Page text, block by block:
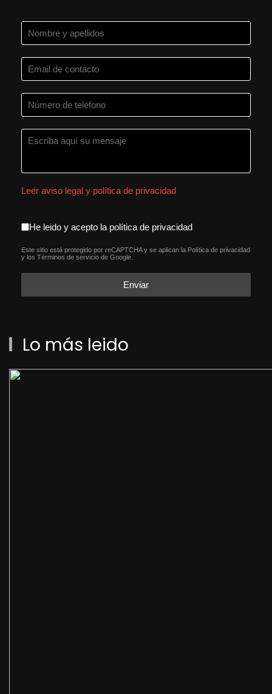
Leer aviso legal y política de privacidad
aceptacion política de
He leido y acepto la política de privacidad
reCAPTCHA*
Este sitio está protegido por reCAPTCHA y se aplican la Política de privacidad
y los Términos de servicio de Google.
Enviar
Lo más leido